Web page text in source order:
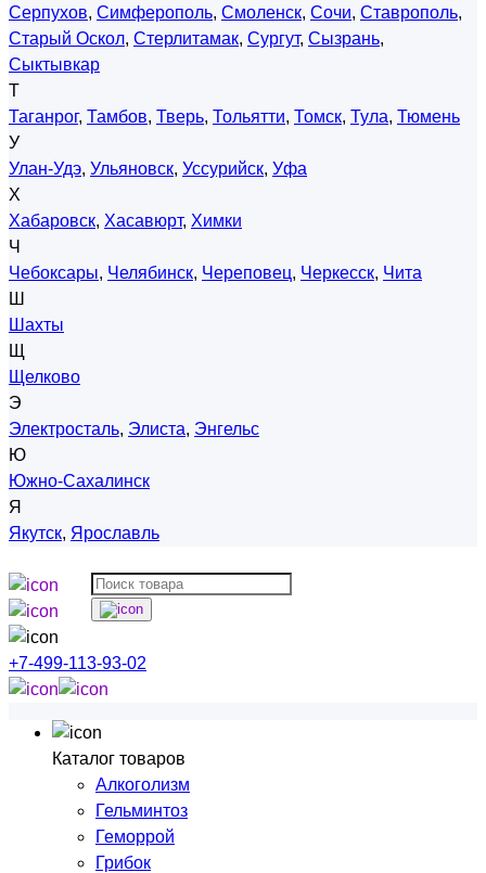
Серпухов, Симферополь, Смоленск, Сочи, Ставрополь,
Старый Оскол, Стерлитамак, Сургут, Сызрань,
Сыктывкар
Т
Таганрог, Тамбов, Тверь, Тольятти, Томск, Тула, Тюмень
У
Улан-Удэ, Ульяновск, Уссурийск, Уфа
Х
Хабаровск, Хасавюрт, Химки
Ч
Чебоксары, Челябинск, Череповец, Черкесск, Чита
Ш
Шахты
Щ
Щелково
Э
Электросталь, Элиста, Энгельс
Ю
Южно-Сахалинск
Я
Якутск, Ярославль
+7-499-113-93-02
Каталог товаров
Алкоголизм
Гельминтоз
Геморрой
Грибок